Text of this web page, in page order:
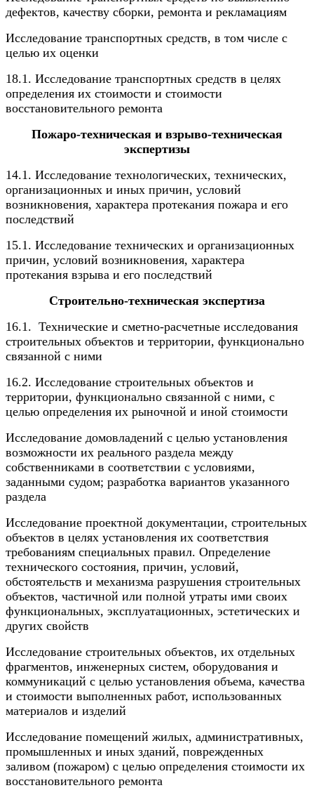
дефектов, качеству сборки, ремонта и рекламациям
Исследование транспортных средств, в том числе с
целью их оценки
18.1. Исследование транспортных средств в целях
определения их стоимости и стоимости
восстановительного ремонта
Пожаро-техническая и взрыво-техническая
экспертизы
14.1. Исследование технологических, технических,
организационных и иных причин, условий
возникновения, характера протекания пожара и его
последствий
15.1. Исследование технических и организационных
причин, условий возникновения, характера
протекания взрыва и его последствий
Строительно-техническая экспертиза
16.1. Технические и сметно-расчетные исследования
строительных объектов и территории, функционально
связанной с ними
16.2. Исследование строительных объектов и
территории, функционально связанной с ними, с
целью определения их рыночной и иной стоимости
Исследование домовладений с целью установления
возможности их реального раздела между
собственниками в соответствии с условиями,
заданными судом; разработка вариантов указанного
раздела
Исследование проектной документации, строительных
объектов в целях установления их соответствия
требованиям специальных правил. Определение
технического состояния, причин, условий,
обстоятельств и механизма разрушения строительных
объектов, частичной или полной утраты ими своих
функциональных, эксплуатационных, эстетических и
других свойств
Исследование строительных объектов, их отдельных
фрагментов, инженерных систем, оборудования и
коммуникаций с целью установления объема, качества
и стоимости выполненных работ, использованных
материалов и изделий
Исследование помещений жилых, административных,
промышленных и иных зданий, поврежденных
заливом (пожаром) с целью определения стоимости их
восстановительного ремонта